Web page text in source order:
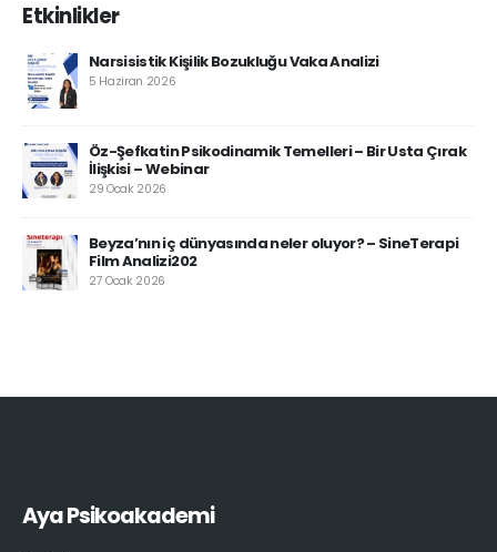
Etkinlikler
Narsisistik Kişilik Bozukluğu Vaka Analizi
5 Haziran 2026
Öz-Şefkatin Psikodinamik Temelleri – Bir Usta Çırak
İlişkisi – Webinar
29 Ocak 2026
Beyza’nın iç dünyasında neler oluyor? – SineTerapi
Film Analizi202
27 Ocak 2026
Aya Psikoakademi